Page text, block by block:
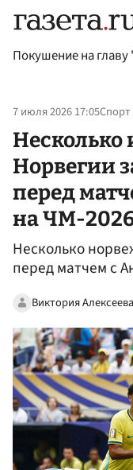
Покушение на
7 июля 2026 17:05Спорт
Несколько
Норвегии
перед
на ЧМ-
Несколько
перед матчем с
Виктория Алексеева